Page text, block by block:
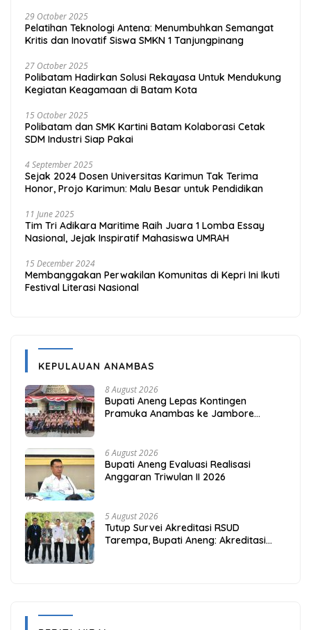
29 October 2025
Pelatihan Teknologi Antena: Menumbuhkan Semangat
Kritis dan Inovatif Siswa SMKN 1 Tanjungpinang
27 October 2025
Polibatam Hadirkan Solusi Rekayasa Untuk Mendukung
Kegiatan Keagamaan di Batam Kota
15 October 2025
Polibatam dan SMK Kartini Batam Kolaborasi Cetak
SDM Industri Siap Pakai
4 September 2025
Sejak 2024 Dosen Universitas Karimun Tak Terima
Honor, Projo Karimun: Malu Besar untuk Pendidikan
11 June 2025
Tim Tri Adikara Maritime Raih Juara 1 Lomba Essay
Nasional, Jejak Inspiratif Mahasiswa UMRAH
15 December 2024
Membanggakan Perwakilan Komunitas di Kepri Ini Ikuti
Festival Literasi Nasional
KEPULAUAN ANAMBAS
8 August 2026
Bupati Aneng Lepas Kontingen
Pramuka Anambas ke Jambore
6 August 2026
Bupati Aneng Evaluasi Realisasi
Anggaran Triwulan II 2026
5 August 2026
Tutup Survei Akreditasi RSUD
Tarempa, Bupati Aneng: Akreditasi